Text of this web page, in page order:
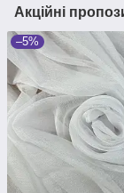
Акційні
–5%